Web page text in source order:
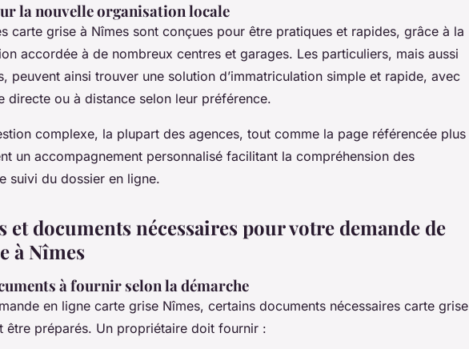
la nouvelle organisation locale
carte grise à Nîmes sont conçues pour être pratiques et rapides, grâce à la
accordée à de nombreux centres et garages. Les particuliers, mais aussi
peuvent ainsi trouver une solution d’immatriculation simple et rapide, avec
directe ou à distance selon leur préférence.
complexe, la plupart des agences, tout comme la page référencée plus
un accompagnement personnalisé facilitant la compréhension des
suivi du dossier en ligne.
et documents nécessaires pour votre demande de
à Nîmes
à fournir selon la démarche
en ligne carte grise Nîmes, certains documents nécessaires carte grise
être préparés. Un propriétaire doit fournir :